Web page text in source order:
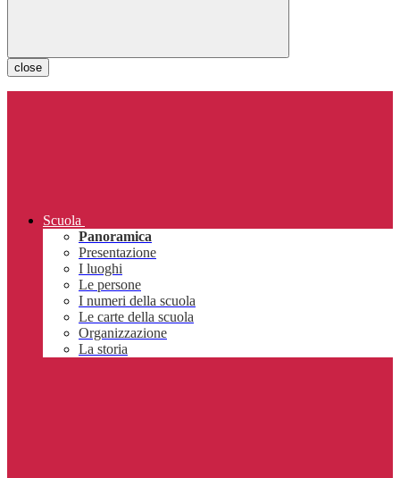
close
Scuola
Panoramica
Presentazione
I luoghi
Le persone
I numeri della scuola
Le carte della scuola
Organizzazione
La storia